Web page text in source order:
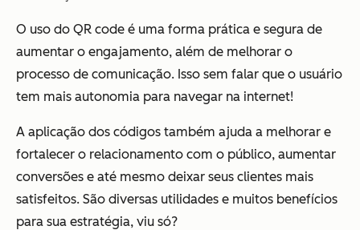
O uso do QR code é uma forma prática e segura de
aumentar o engajamento, além de melhorar o
processo de comunicação. Isso sem falar que o usuário
tem mais autonomia para navegar na internet!
A aplicação dos códigos também ajuda a melhorar e
fortalecer o relacionamento com o público, aumentar
conversões e até mesmo deixar seus clientes mais
satisfeitos. São diversas utilidades e muitos benefícios
para sua estratégia, viu só?